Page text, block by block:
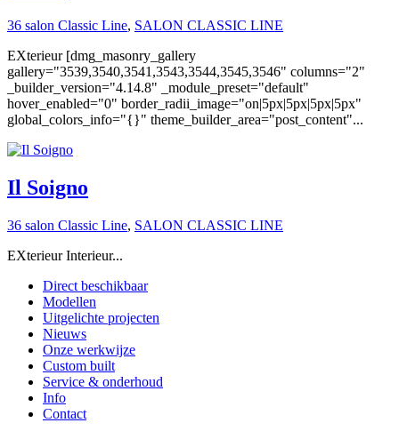
36 salon Classic Line, SALON CLASSIC LINE
EXterieur [dmg_masonry_gallery
gallery="3539,3540,3541,3543,3544,3545,3546" columns="2"
_builder_version="4.14.8" _module_preset="default"
hover_enabled="0" border_radii_image="on|5px|5px|5px|5px"
global_colors_info="{}" theme_builder_area="post_content"...
Il Soigno
36 salon Classic Line, SALON CLASSIC LINE
EXterieur Interieur...
Direct beschikbaar
Modellen
Uitgelichte projecten
Nieuws
Onze werkwijze
Custom built
Service & onderhoud
Info
Contact